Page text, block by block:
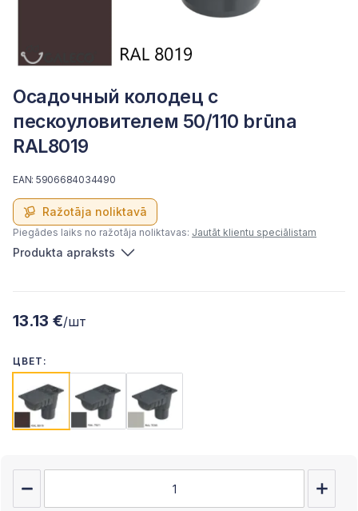
Осадочный колодец с
пескоуловителем 50/110 brūna
RAL8019
Ražotāja noliktavā
EAN: 5906684034490
Piegādes laiks no ražotāja noliktavas: Jautāt klientu speciālistam
Produkta apraksts
13.13 €/шт
ЦВЕТ: